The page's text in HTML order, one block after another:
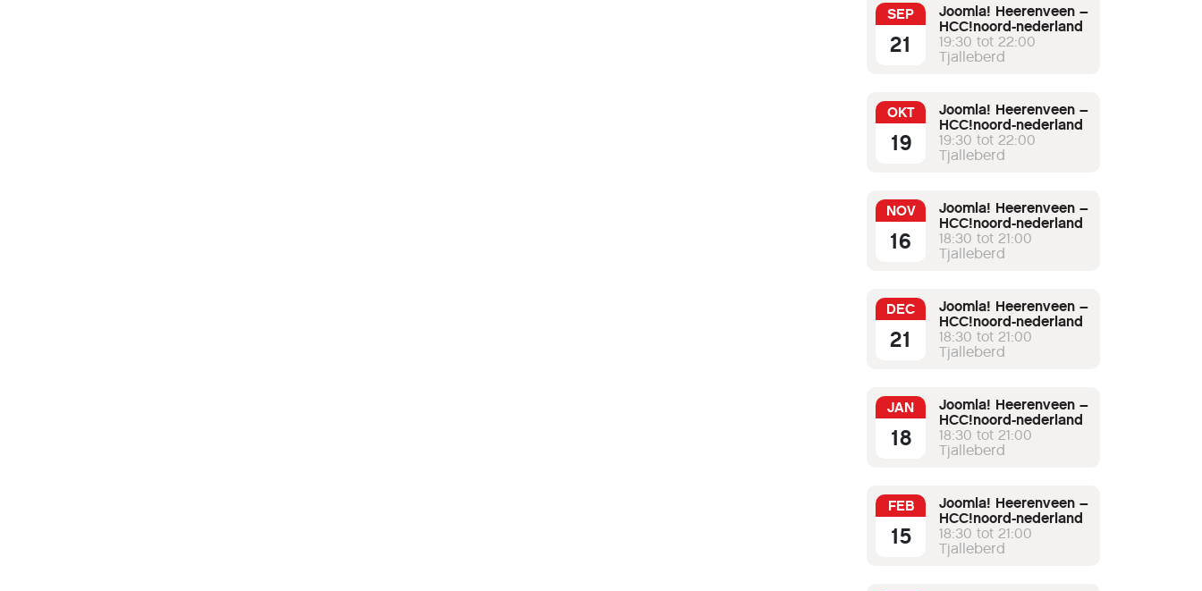
SEP
21
Joomla! Heerenveen –
HCC!noord-nederland
19:30 tot 22:00
Tjalleberd
OKT
19
Joomla! Heerenveen –
HCC!noord-nederland
19:30 tot 22:00
Tjalleberd
NOV
16
Joomla! Heerenveen –
HCC!noord-nederland
18:30 tot 21:00
Tjalleberd
DEC
21
Joomla! Heerenveen –
HCC!noord-nederland
18:30 tot 21:00
Tjalleberd
JAN
18
Joomla! Heerenveen –
HCC!noord-nederland
18:30 tot 21:00
Tjalleberd
FEB
15
Joomla! Heerenveen –
HCC!noord-nederland
18:30 tot 21:00
Tjalleberd